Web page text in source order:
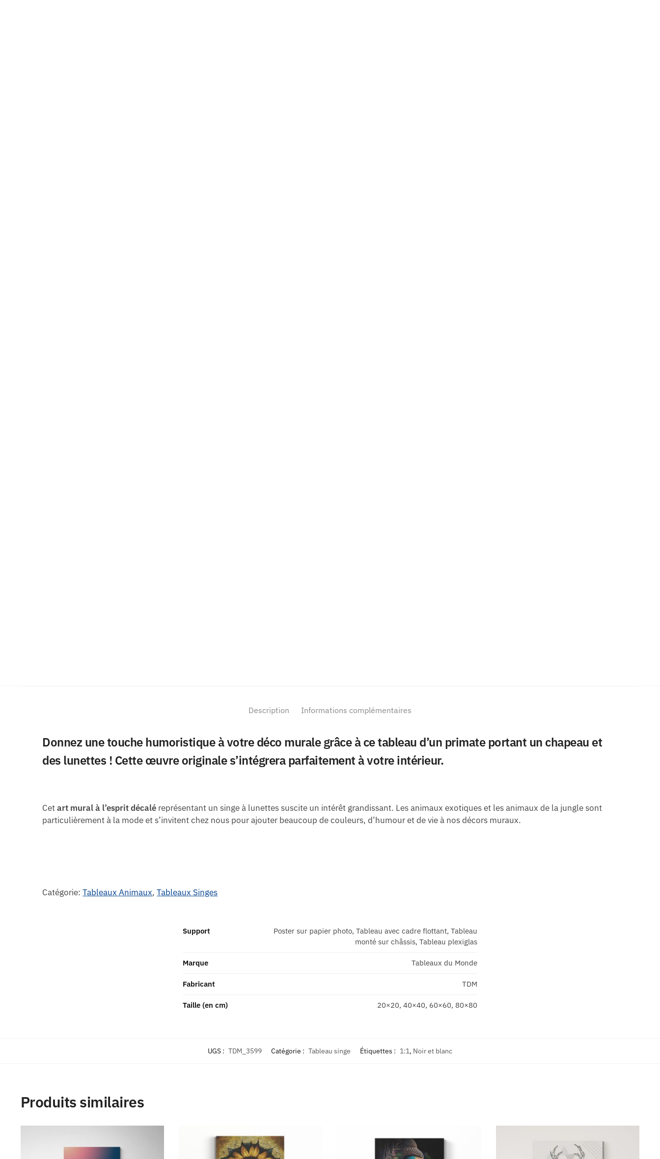
Description Informations complémentaires
Donnez une touche humoristique à votre déco murale grâce à ce tableau d’un primate portant un chapeau et
des lunettes ! Cette œuvre originale s’intégrera parfaitement à votre intérieur.
Cetart mural à l’esprit décalé représentant un singe à lunettes suscite un intérêt grandissant. Les animaux exotiques et les animaux de la jungle sont
particulièrement à la mode et s’invitent chez nous pour ajouter beaucoup de couleurs, d’humour et de vie à nos décors muraux.
Catégorie:Tableaux Animaux,Tableaux Singes
Support
Poster sur papier photo, Tableau avec cadre flottant, Tableau
monté sur châssis, Tableau plexiglas
Marque Tableaux du Monde
Fabricant TDM
Taille (en cm) 20×20, 40×40, 60×60, 80×80
UGS : TDM_3599 Catégorie : Tableau singe Étiquettes : 1:1, Noir et blanc
Produits similaires